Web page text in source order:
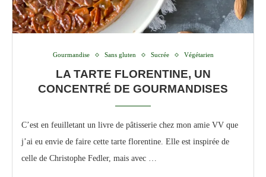
Gourmandise Sans gluten Sucrée Végétarien
LA TARTE FLORENTINE, UN
CONCENTRÉ DE GOURMANDISES
C’est en feuilletant un livre de pâtisserie chez mon amie VV que
j’ai eu envie de faire cette tarte florentine. Elle est inspirée de
celle de Christophe Fedler, mais avec …